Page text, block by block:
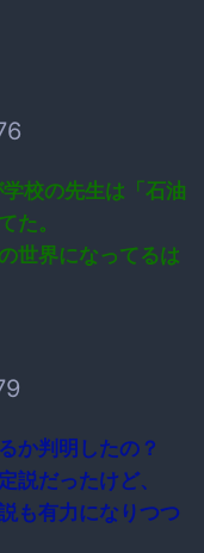
校の先生は「石油
た。
世界になってるは
か判明したの？
説だったけど、
も有力になりつつ